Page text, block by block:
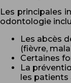
Les principales
odontologie
Les abcès
(fièvre,
Certaines
La
les patients